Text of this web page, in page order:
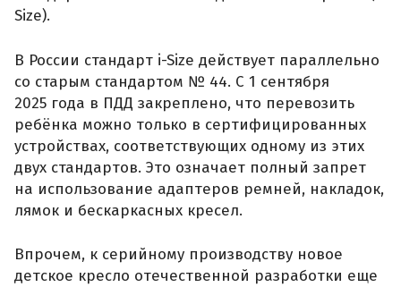
Size).
В России стандарт i-Size действует параллельно
со старым стандартом № 44. С 1 сентября
2025 года в ПДД закреплено, что перевозить
ребёнка можно только в сертифицированных
устройствах, соответствующих одному из этих
двух стандартов. Это означает полный запрет
на использование адаптеров ремней, накладок,
лямок и бескаркасных кресел.
Впрочем, к серийному производству новое
детское кресло отечественной разработки еще